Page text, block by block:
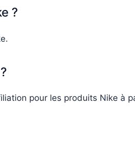
?
pour les produits Nike à